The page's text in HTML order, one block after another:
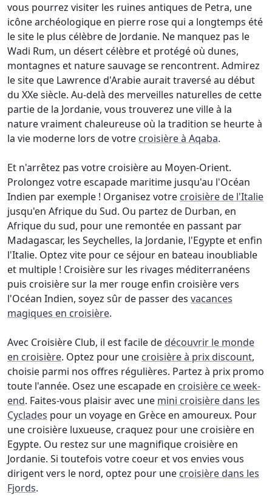
vous pourrez visiter les ruines antiques de Petra, une
icône archéologique en pierre rose qui a longtemps été
le site le plus célèbre de Jordanie. Ne manquez pas le
Wadi Rum, un désert célèbre et protégé où dunes,
montagnes et nature sauvage se rencontrent. Admirez
le site que Lawrence d'Arabie aurait traversé au début
du XXe siècle. Au-delà des merveilles naturelles de cette
partie de la Jordanie, vous trouverez une ville à la
nature vraiment chaleureuse où la tradition se heurte à
la vie moderne lors de votre croisière à Aqaba.
Et n'arrêtez pas votre croisière au Moyen-Orient.
Prolongez votre escapade maritime jusqu'au l'Océan
Indien par exemple ! Organisez votre croisière de l'Italie
jusqu'en Afrique du Sud. Ou partez de Durban, en
Afrique du sud, pour une remontée en passant par
Madagascar, les Seychelles, la Jordanie, l'Egypte et enfin
l'Italie. Optez vite pour ce séjour en bateau inoubliable
et multiple ! Croisière sur les rivages méditerranéens
puis croisière sur la mer rouge enfin croisière vers
l'Océan Indien, soyez sûr de passer des vacances
magiques en croisière.
Avec Croisière Club, il est facile de découvrir le monde
en croisière. Optez pour une croisière à prix discount,
choisie parmi nos offres régulières. Partez à prix promo
toute l'année. Osez une escapade en croisière ce week-
end. Faites-vous plaisir avec une mini croisière dans les
Cyclades pour un voyage en Grèce en amoureux. Pour
une croisière luxueuse, craquez pour une croisière en
Egypte. Ou restez sur une magnifique croisière en
Jordanie. Si toutefois votre coeur et vos envies vous
dirigent vers le nord, optez pour une croisière dans les
Fjords.